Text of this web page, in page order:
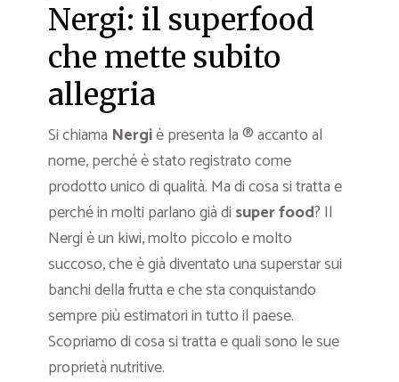
Nergi: il superfood
che mette subito
allegria
Si chiama Nergiè presenta la ® accanto al
nome, perché è stato registrato come
prodotto unico di qualità. Ma di cosa si tratta e
perché in molti parlano già di super food? Il
Nergi è un kiwi, molto piccolo e molto
succoso, che è già diventato una superstar sui
banchi della frutta e che sta conquistando
sempre più estimatori in tutto il paese.
Scopriamo di cosa si tratta e quali sono le sue
proprietà nutritive.